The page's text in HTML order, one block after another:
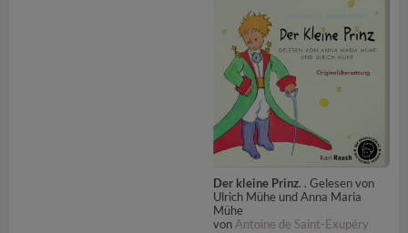
Der kleine Prinz. . Gelesen von
Ulrich Mühe und Anna Maria
Mühe
vonAntoine de Saint-Exupéry